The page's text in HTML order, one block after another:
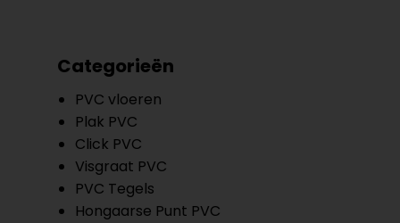
Categorieën
PVC vloeren
Plak PVC
Click PVC
Visgraat PVC
PVC Tegels
Hongaarse Punt PVC